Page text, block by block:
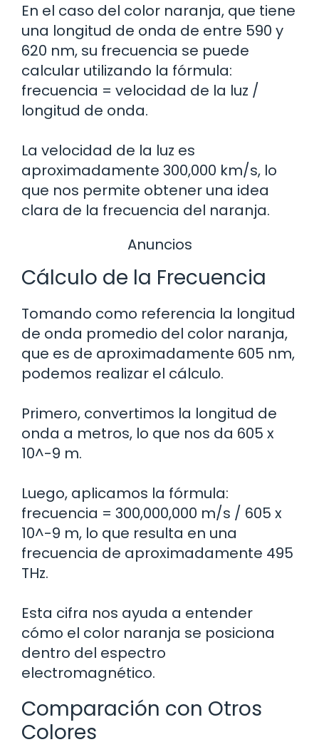
En el caso del color naranja, que tiene
una longitud de onda de entre 590 y
620 nm, su frecuencia se puede
calcular utilizando la fórmula:
frecuencia = velocidad de la luz /
longitud de onda.
La velocidad de la luz es
aproximadamente 300,000 km/s, lo
que nos permite obtener una idea
clara de la frecuencia del naranja.
Anuncios
Cálculo de la Frecuencia
Tomando como referencia la longitud
de onda promedio del color naranja,
que es de aproximadamente 605 nm,
podemos realizar el cálculo.
Primero, convertimos la longitud de
onda a metros, lo que nos da 605 x
10^-9 m.
Luego, aplicamos la fórmula:
frecuencia = 300,000,000 m/s / 605 x
10^-9 m, lo que resulta en una
frecuencia de aproximadamente 495
THz.
Esta cifra nos ayuda a entender
cómo el color naranja se posiciona
dentro del espectro
electromagnético.
Comparación con Otros
Colores